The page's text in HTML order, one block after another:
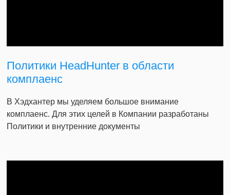
Политики HeadHunter в области
комплаенс
В Хэдхантер мы уделяем большое внимание
комплаенс. Для этих целей в Компании разработаны
Политики и внутренние документы